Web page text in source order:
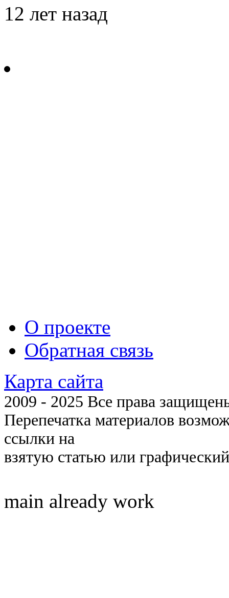
12 лет назад
О проекте
Обратная связь
Карта сайта
2009 - 2025 Все права
Перепечатка материалов
ссылки на
взятую статью или
main already work